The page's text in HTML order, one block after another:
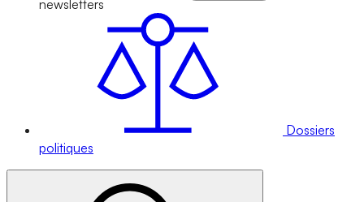
newsletters
Dossiers
politiques